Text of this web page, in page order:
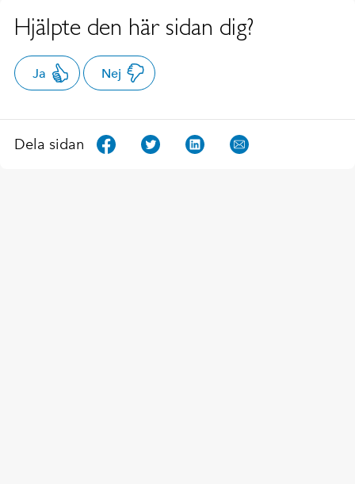
Hjälpte den här sidan dig?
Ja Nej
Dela sidan